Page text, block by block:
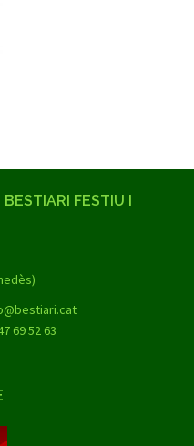
FESTIU I
69 52 63